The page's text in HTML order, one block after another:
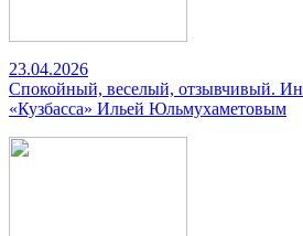
23.04.2026
Спокойный, веселый, отзывчивый.
«Кузбасса» Ильей Юльмухаметовым